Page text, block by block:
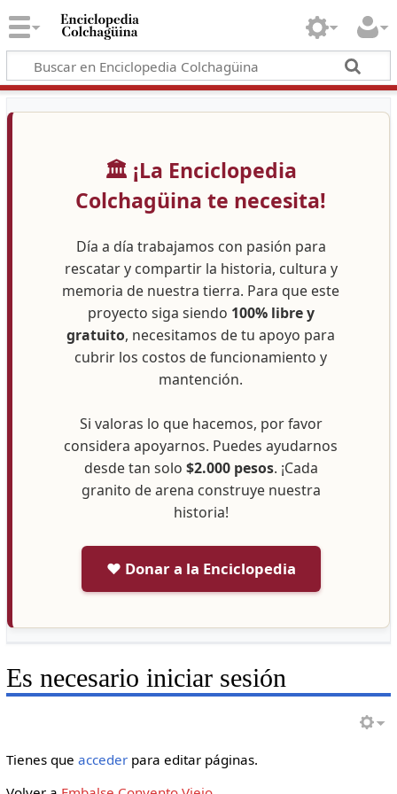
🏛️ ¡La Enciclopedia
Colchagüina te necesita!
Día a día trabajamos con pasión para
rescatar y compartir la historia, cultura y
memoria de nuestra tierra. Para que este
proyecto siga siendo 100% libre y
gratuito, necesitamos de tu apoyo para
cubrir los costos de funcionamiento y
mantención.
Si valoras lo que hacemos, por favor
considera apoyarnos. Puedes ayudarnos
desde tan solo $2.000 pesos. ¡Cada
granito de arena construye nuestra
historia!
❤️ Donar a la Enciclopedia
Es necesario iniciar sesión
Tienes que accederpara editar páginas.